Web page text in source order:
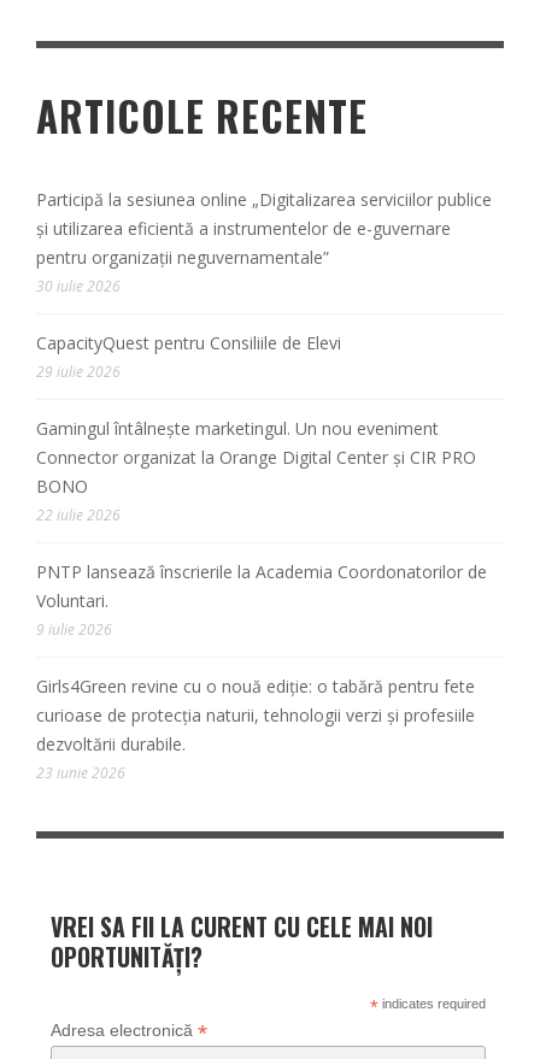
ARTICOLE RECENTE
Participă la sesiunea online „Digitalizarea serviciilor publice
și utilizarea eficientă a instrumentelor de e-guvernare
pentru organizații neguvernamentale”
30 iulie 2026
CapacityQuest pentru Consiliile de Elevi
29 iulie 2026
Gamingul întâlnește marketingul. Un nou eveniment
Connector organizat la Orange Digital Center și CIR PRO
BONO
22 iulie 2026
PNTP lansează înscrierile la Academia Coordonatorilor de
Voluntari.
9 iulie 2026
Girls4Green revine cu o nouă ediție: o tabără pentru fete
curioase de protecția naturii, tehnologii verzi și profesiile
dezvoltării durabile.
23 iunie 2026
VREI SA FII LA CURENT CU CELE MAI NOI
OPORTUNITĂȚI?
*indicates required
Adresa electronică *